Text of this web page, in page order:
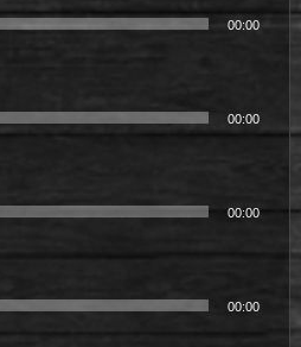
00:00
00:00
00:00
00:00